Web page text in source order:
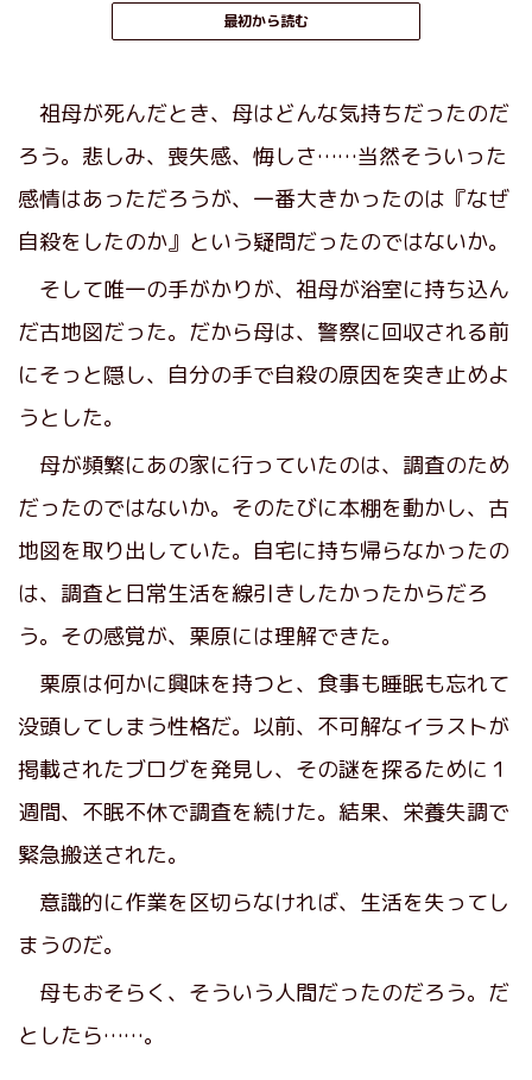
最初から読む
祖母が死んだとき、母はどんな気持ちだったのだ
ろう。悲しみ、喪失感、悔しさ……当然そういった
感情はあっただろうが、一番大きかったのは『なぜ
自殺をしたのか』という疑問だったのではないか。
そして唯一の手がかりが、祖母が浴室に持ち込ん
だ古地図だった。だから母は、警察に回収される前
にそっと隠し、自分の手で自殺の原因を突き止めよ
うとした。
母が頻繁にあの家に行っていたのは、調査のため
だったのではないか。そのたびに本棚を動かし、古
地図を取り出していた。自宅に持ち帰らなかったの
は、調査と日常生活を線引きしたかったからだろ
う。その感覚が、栗原には理解できた。
栗原は何かに興味を持つと、食事も睡眠も忘れて
没頭してしまう性格だ。以前、不可解なイラストが
掲載されたブログを発見し、その謎を探るために１
週間、不眠不休で調査を続けた。結果、栄養失調で
緊急搬送された。
意識的に作業を区切らなければ、生活を失ってし
まうのだ。
母もおそらく、そういう人間だったのだろう。だ
としたら……。